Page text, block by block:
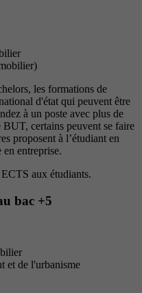
les formations de
d'état qui peuvent être
à un poste avec plus de
certains peuvent se faire
proposent à l’étudiant en
entreprise.
aux étudiants.
bac +5
et de l'urbanisme